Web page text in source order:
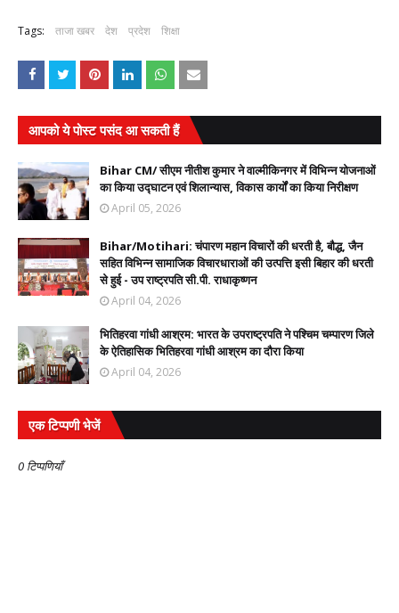
Tags: ताजा खबर देश प्रदेश शिक्षा
आपको ये पोस्ट पसंद आ सकती हैं
Bihar CM/ सीएम नीतीश कुमार ने वाल्मीकिनगर में विभिन्न योजनाओं
का किया उद्घाटन एवं शिलान्यास, विकास कार्यों का किया निरीक्षण
April 05, 2026
Bihar/Motihari: चंपारण महान विचारों की धरती है, बौद्ध, जैन
सहित विभिन्न सामाजिक विचारधाराओं की उत्पत्ति इसी बिहार की धरती
से हुई - उप राष्ट्रपति सी.पी. राधाकृष्णन
April 04, 2026
भितिहरवा गांधी आश्रम: भारत के उपराष्ट्रपति ने पश्चिम चम्पारण जिले
के ऐतिहासिक भितिहरवा गांधी आश्रम का दौरा किया
April 04, 2026
एक टिप्पणी भेजें
0 टिप्पणियाँ